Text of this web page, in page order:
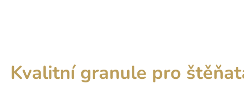
Kvalitní granule pro